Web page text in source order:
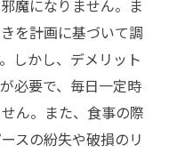
魔になりません。ま
を計画に基づいて調
しかし、デメリット
必要で、毎日一定時
ん。また、食事の際
スの紛失や破損のリ